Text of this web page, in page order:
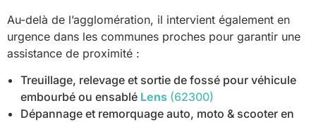
Au-delà de l’agglomération, il intervient également en
urgence dans les communes proches pour garantir une
assistance de proximité :
Treuillage, relevage et sortie de fossé pour véhicule
embourbé ou ensablé Lens (62300)
Dépannage et remorquage auto, moto & scooter en